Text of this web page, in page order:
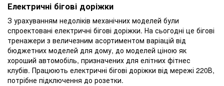
Електричні бігові доріжки
З урахуванням недоліків механічних моделей були
спроектовані електричні бігові доріжки. На сьогодні це бігові
тренажери з величезним асортиментом варіацій від
бюджетних моделей для дому, до моделей ціною як
хороший автомобіль, призначених для елітних фітнес
клубів. Працюють електричні бігові доріжки від мережі 220В,
потрібне підключення до розетки.